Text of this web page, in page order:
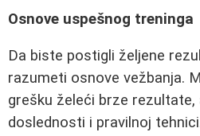
Osnove uspešnog treninga
Da biste postigli željene
razumeti osnove vežbanja.
grešku želeći brze rezultate,
doslednosti i pravilnoj